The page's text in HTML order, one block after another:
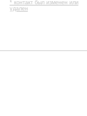
* контакт был изменен или
удален